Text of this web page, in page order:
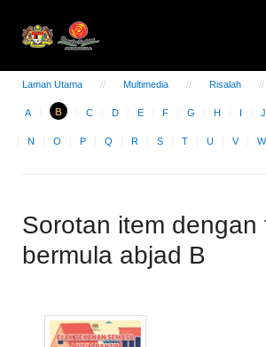
Laman Utama Multimedia Risalah
A B C D E F G H I J
N O P Q R S T U V W
Sorotan item dengan
bermula abjad B